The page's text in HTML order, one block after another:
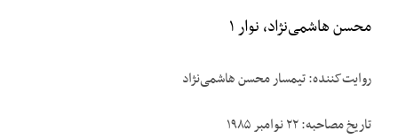
محسن هاشمی‌نژاد، نوار ۱
روایت‌کننده: تیمسار محسن هاشمی‌نژاد
تاریخ مصاحبه: ۲۲ نوامبر ۱۹۸۵